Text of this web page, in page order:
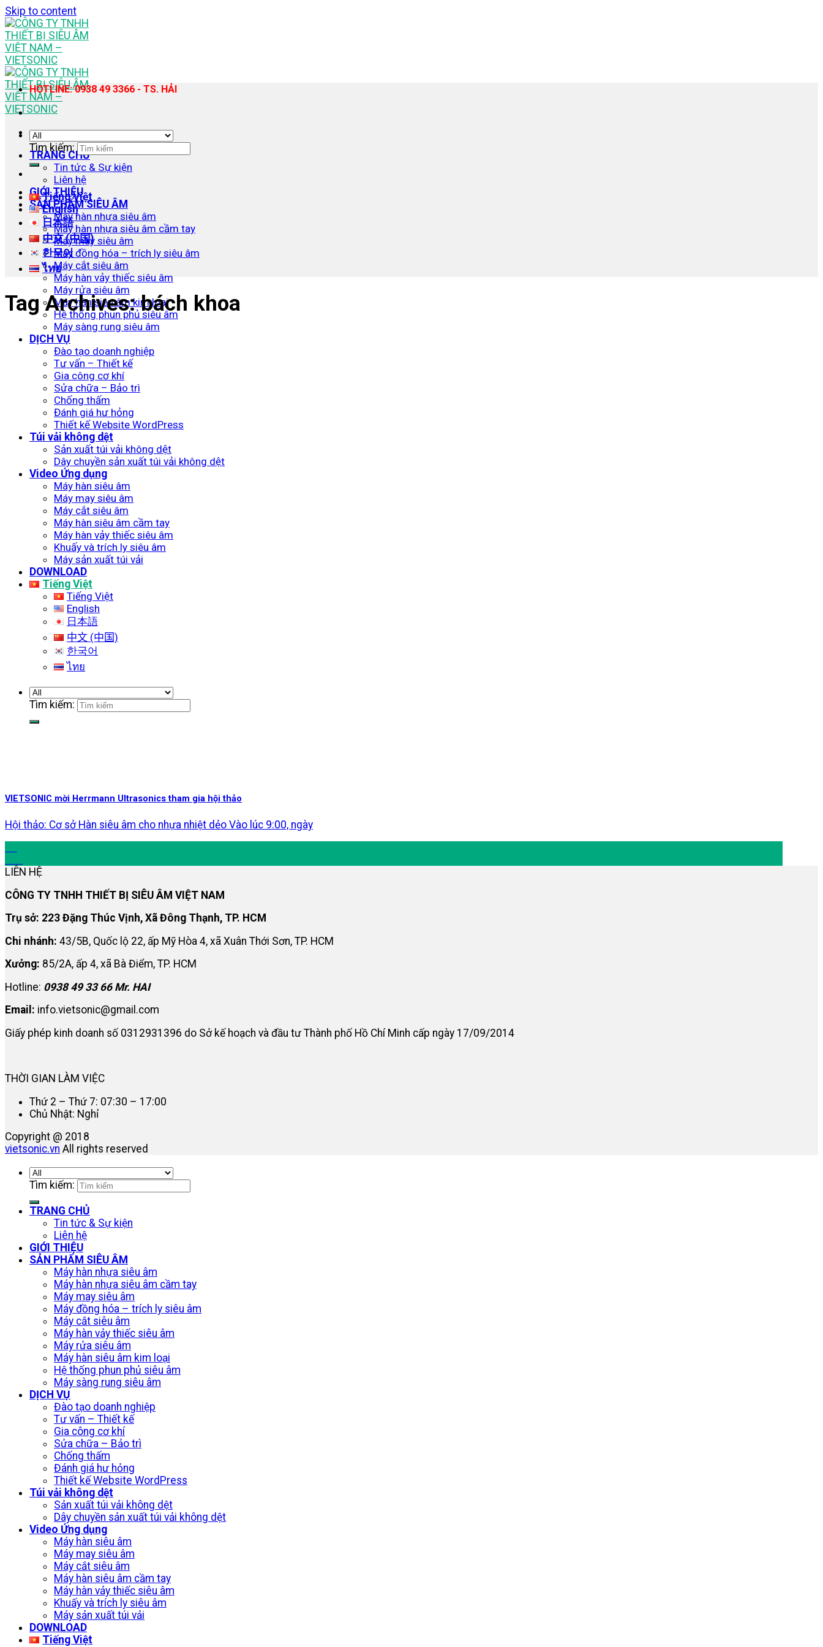
Skip to content
TRANG CHỦ
Tin tức & Sự kiện
Liên hệ
GIỚI THIỆU
SẢN PHẨM SIÊU ÂM
Máy hàn nhựa siêu âm
Máy hàn nhựa siêu âm cầm tay
Máy may siêu âm
Máy đồng hóa – trích ly siêu âm
Máy cắt siêu âm
Máy hàn vảy thiếc siêu âm
Máy rửa siêu âm
Máy hàn siêu âm kim loại
Hệ thống phun phủ siêu âm
Máy sàng rung siêu âm
DỊCH VỤ
Đào tạo doanh nghiệp
Tư vấn – Thiết kế
Gia công cơ khí
Sửa chữa – Bảo trì
Chống thấm
Đánh giá hư hỏng
Thiết kế Website WordPress
Túi vải không dệt
Sản xuất túi vải không dệt
Dây chuyền sản xuất túi vải không dệt
Video Ứng dụng
Máy hàn siêu âm
Máy may siêu âm
Máy cắt siêu âm
Máy hàn siêu âm cầm tay
Máy hàn vảy thiếc siêu âm
Khuấy và trích ly siêu âm
Máy sản xuất túi vải
DOWNLOAD
Tiếng Việt
Tiếng Việt
English
日本語
中文 (中国)
한국어
ไทย
Tìm kiếm:
HOTLINE: 0938 49 3366 - TS. HẢI
Tìm kiếm:
Tiếng Việt
English
日本語
中文 (中国)
한국어
ไทย
Tag Archives:bách khoa
VIETSONIC mời Herrmann Ultrasonics tham gia hội thảo
Hội thảo: Cơ sở Hàn siêu âm cho nhựa nhiệt dẻo Vào lúc 9:00, ngày
LIÊN HỆ
CÔNG TY TNHH THIẾT BỊ SIÊU ÂM VIỆT NAM
Trụ sở: 223 Đặng Thúc Vịnh, Xã Đông Thạnh, TP. HCM
Chi nhánh: 43/5B, Quốc lộ 22, ấp Mỹ Hòa 4, xã Xuân Thới Sơn, TP. HCM
Xưởng: 85/2A, ấp 4, xã Bà Điểm, TP. HCM
Hotline: 0938 49 33 66 Mr. HAI
Email: info.vietsonic@gmail.com
Giấy phép kinh doanh số 0312931396 do Sở kế hoạch và đầu tư Thành phố Hồ Chí Minh cấp ngày 17/09/2014
THỜI GIAN LÀM VIỆC
Thứ 2 – Thứ 7: 07:30 – 17:00
Chủ Nhật: Nghỉ
Copyright @ 2018
vietsonic.vn All rights reserved
Tìm kiếm:
TRANG CHỦ
Tin tức & Sự kiện
Liên hệ
GIỚI THIỆU
SẢN PHẨM SIÊU ÂM
Máy hàn nhựa siêu âm
Máy hàn nhựa siêu âm cầm tay
Máy may siêu âm
Máy đồng hóa – trích ly siêu âm
Máy cắt siêu âm
Máy hàn vảy thiếc siêu âm
Máy rửa siêu âm
Máy hàn siêu âm kim loại
Hệ thống phun phủ siêu âm
Máy sàng rung siêu âm
DỊCH VỤ
Đào tạo doanh nghiệp
Tư vấn – Thiết kế
Gia công cơ khí
Sửa chữa – Bảo trì
Chống thấm
Đánh giá hư hỏng
Thiết kế Website WordPress
Túi vải không dệt
Sản xuất túi vải không dệt
Dây chuyền sản xuất túi vải không dệt
Video Ứng dụng
Máy hàn siêu âm
Máy may siêu âm
Máy cắt siêu âm
Máy hàn siêu âm cầm tay
Máy hàn vảy thiếc siêu âm
Khuấy và trích ly siêu âm
Máy sản xuất túi vải
DOWNLOAD
Tiếng Việt